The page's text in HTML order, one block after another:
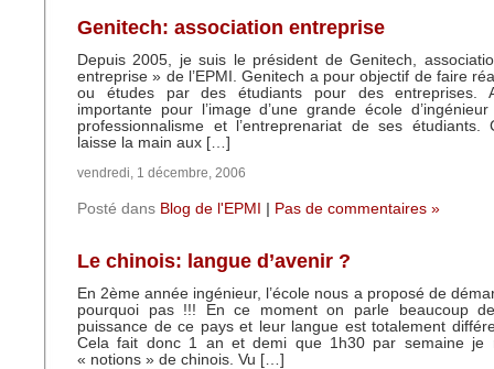
Genitech: association entreprise
Depuis 2005, je suis le président de Genitech,
entreprise » de l’EPMI. Genitech a pour objectif de faire
ou études par des étudiants pour des entreprises.
importante pour l’image d’une grande école
professionnalisme et l’entreprenariat de ses étudiants.
laisse la main aux […]
vendredi, 1 décembre, 2006
Posté dans Blog de l'EPMI Pas de commentaires »
Le chinois: langue d’avenir ?
En 2ème année ingénieur, l’école nous a proposé de
pourquoi pas !!! En ce moment on parle beaucoup
puissance de ce pays et leur langue est totalement
Cela fait donc 1 an et demi que 1h30 par semaine je
« notions » de chinois. Vu […]